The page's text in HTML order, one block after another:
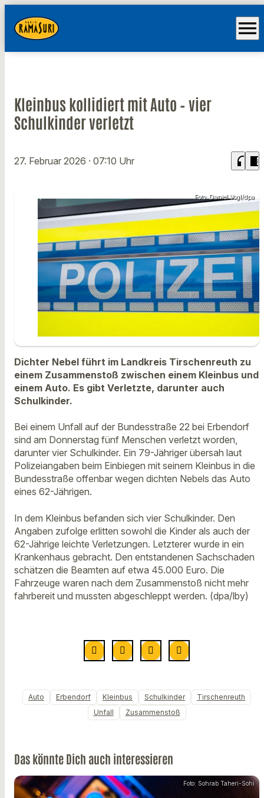
menu
Kleinbus kollidiert mit Auto – vier
Schulkinder verletzt
27. Februar 2026 · 07:10 Uhr headphones chrome_reader_mode
Foto: Daniel Vogl/dpa
Dichter Nebel führt im Landkreis Tirschenreuth zu
einem Zusammenstoß zwischen einem Kleinbus und
einem Auto. Es gibt Verletzte, darunter auch
Schulkinder.
Bei einem Unfall auf der Bundesstraße 22 bei Erbendorf
sind am Donnerstag fünf Menschen verletzt worden,
darunter vier Schulkinder. Ein 79-Jähriger übersah laut
Polizeiangaben beim Einbiegen mit seinem Kleinbus in die
Bundesstraße offenbar wegen dichten Nebels das Auto
eines 62-Jährigen.
In dem Kleinbus befanden sich vier Schulkinder. Den
Angaben zufolge erlitten sowohl die Kinder als auch der
62-Jährige leichte Verletzungen. Letzterer wurde in ein
Krankenhaus gebracht. Den entstandenen Sachschaden
schätzen die Beamten auf etwa 45.000 Euro. Die
Fahrzeuge waren nach dem Zusammenstoß nicht mehr
fahrbereit und mussten abgeschleppt werden. (dpa/lby)
Auto Erbendorf Kleinbus Schulkinder
Tirschenreuth
Unfall
Zusammenstoß
Das könnte Dich auch interessieren
Foto: Sohrab Taheri-Sohi